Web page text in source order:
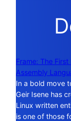
Frame: The
Assembly
In a bold move
Geir Isene has
Linux written
is one of those